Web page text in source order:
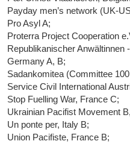
Payday men’s network (UK-
Pro Asyl A;
Proterra Project Cooperation
Republikanischer Anwältinnen
Germany A, B;
Sadankomitea (Committee
Service Civil International
Stop Fuelling War, France C;
Ukrainian Pacifist Movement
Un ponte per, Italy B;
Union Pacifiste, France B;